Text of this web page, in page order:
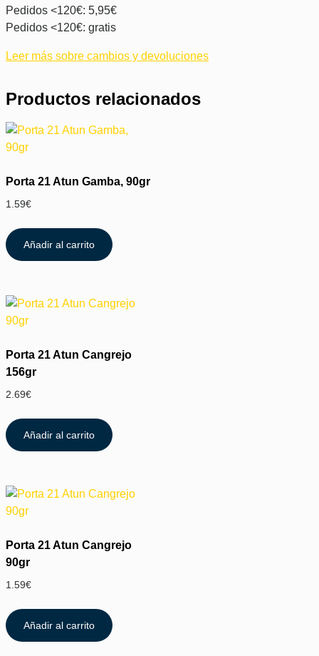
Pedidos <120€: 5,95€
Pedidos <120€: gratis
Leer más sobre cambios y devoluciones
Productos relacionados
Porta 21 Atun Gamba, 90gr
1.59€
Añadir al carrito
Porta 21 Atun Cangrejo
156gr
2.69€
Añadir al carrito
Porta 21 Atun Cangrejo
90gr
1.59€
Añadir al carrito